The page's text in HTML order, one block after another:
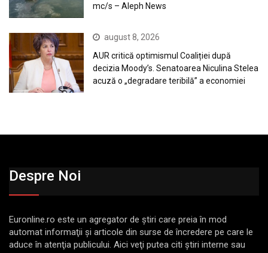
mc/s – Aleph News
august 8, 2026
AUR critică optimismul Coaliției după
decizia Moody’s. Senatoarea Niculina Stelea
acuză o „degradare teribilă” a economiei
Despre Noi
Euronline.ro este un agregator de ştiri care preia în mod
automat informaţii şi articole din surse de încredere pe care le
aduce în atenţia publicului. Aici veţi putea citi ştiri interne sau